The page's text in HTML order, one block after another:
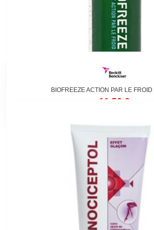
BIOFREEZE ACTION PAR LE FROID
11,50 €